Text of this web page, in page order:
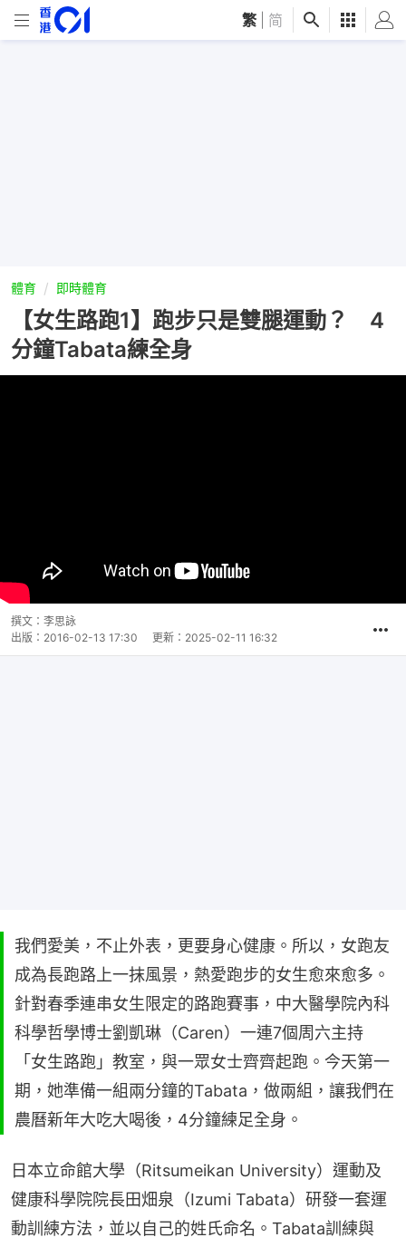
繁 简
體育 即時體育
【女生路跑1】跑步只是雙腿運動？ 4
分鐘Tabata練全身
撰文： 李思詠
出版： 2016-02-13 17:30 更新： 2025-02-11 16:32
我們愛美，不止外表，更要身心健康。所以，女跑友
成為長跑路上一抹風景，熱愛跑步的女生愈來愈多。
針對春季連串女生限定的路跑賽事，中大醫學院內科
科學哲學博士劉凱琳（Caren）一連7個周六主持
「女生路跑」教室，與一眾女士齊齊起跑。今天第一
期，她準備一組兩分鐘的Tabata，做兩組，讓我們在
農曆新年大吃大喝後，4分鐘練足全身。
日本立命館大學（Ritsumeikan University）運動及
健康科學院院長田畑泉（Izumi Tabata）研發一套運
動訓練方法，並以自己的姓氏命名。Tabata訓練與